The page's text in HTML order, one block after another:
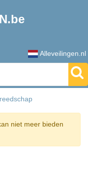
Alleveilingen.nl
niet meer bieden